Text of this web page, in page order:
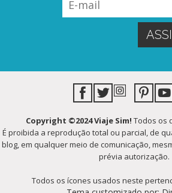
Copyright ©2024 Viaje Sim! Todos os
É proibida a reprodução total ou parcial, de
blog, em qualquer meio de comunicação,
prévia autorização.
Todos os ícones usados neste